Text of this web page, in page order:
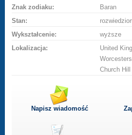
Znak zodiaku:
Baran
Stan:
Wykształcenie:
wyższe
Lokalizacja:
United
Church Hill
Napisz wiadomość